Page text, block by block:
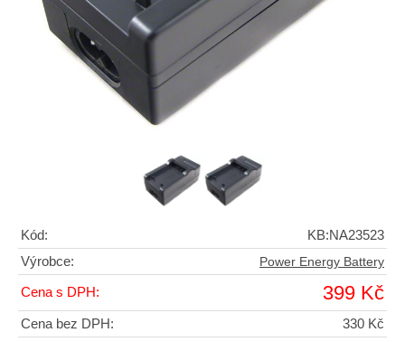
Kód:
KB:NA23523
Výrobce:
Power Energy Battery
Cena s DPH: 399 Kč
Cena bez DPH:
330 Kč